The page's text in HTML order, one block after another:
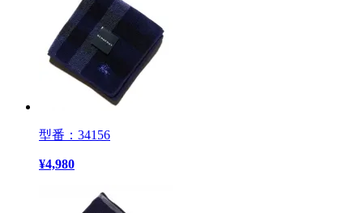
型番：34156
¥4,980